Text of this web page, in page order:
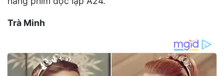
Trà Minh